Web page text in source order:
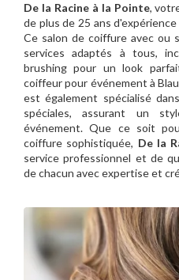
De la Racine à la Pointe,
de plus de 25 ans
Ce salon de coiffure avec ou
services adaptés à tous,
brushing pour un look
coiffeur pour événement à
est également spécialisé
spéciales, assurant un
événement. Que ce soit
coiffure sophistiquée, De la
service professionnel et de
de chacun avec expertise et